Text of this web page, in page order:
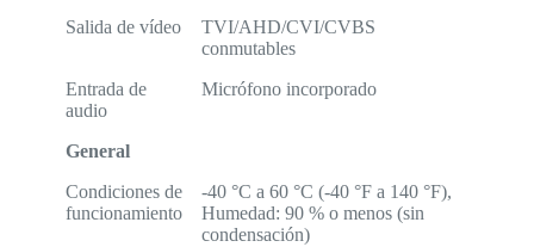
Salida de vídeo
TVI/AHD/CVI/CVBS
conmutables
Entrada de
audio
Micrófono incorporado
General
Condiciones de
funcionamiento
-40 °C a 60 °C (-40 °F a 140 °F),
Humedad: 90 % o menos (sin
condensación)